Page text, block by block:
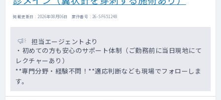
掲載更新日 : 2026年08月06日 案件番号 : 26-SF651248
担当エージェントより
・初めての方も安心のサポート体制（ご勤務前に当日現地にて
レクチャーあり）
**専門分野・経験不問！**適応判断なども現場でフォローしま
す。